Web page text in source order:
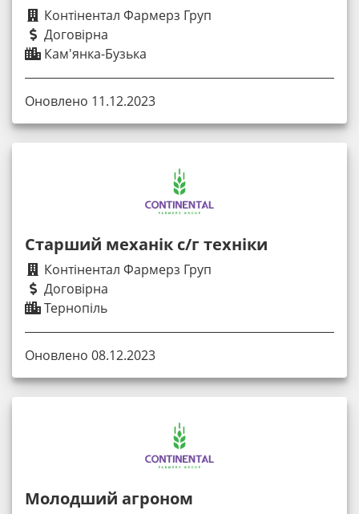
Контінентал Фармерз Груп
Договірна
Кам'янка-Бузька
Оновлено 11.12.2023
Старший механік с/г техніки
Контінентал Фармерз Груп
Договірна
Тернопіль
Оновлено 08.12.2023
Молодший агроном